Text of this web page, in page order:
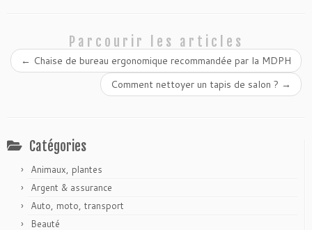
Parcourir les articles
← Chaise de bureau ergonomique recommandée par la MDPH
Comment nettoyer un tapis de salon ? →
Catégories
Animaux, plantes
Argent & assurance
Auto, moto, transport
Beauté